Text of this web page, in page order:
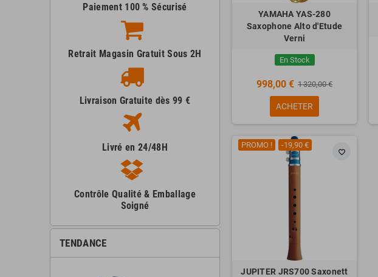
Paiement 100 % Sécurisé
Retrait Magasin Gratuit Sous 2H
Livraison Gratuite dès 99 €
Livré en 24/48H
Contrôle Qualité & Emballage
Soigné
TENDANCE
YAMAHA YAS-280
Saxophone Alto d'Etude
Verni
En Stock
998,00 € 1 320,00 €
ACHETER
favorite_border
PROMO ! -19,90 €
JUPITER JRS700 Saxonett